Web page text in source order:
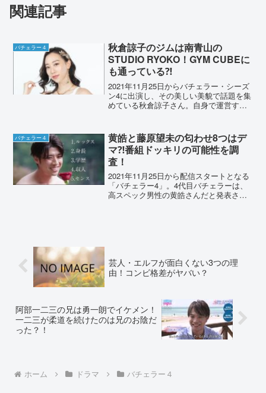
関連記事
バチェラー４
秋倉諒子のジムは南青山の
STUDIO RYOKO！GYM CUBEに
も通っている⁈
2021年11月25日からバチェラー・シーズ
ン4に出演し、その美しい美貌で話題を集
めている秋倉諒子さん。自身で運営する
人は、GYM CUBEにも通っているとい...
バチェラー４
黄皓と藤原望未の匂わせ8つはデ
マ⁈番組ドッキリの可能性を調
査！
2021年11月25日から配信スタートとなる
「バチェラー4」。4代目バチェラーは、
高スペック男性の黄皓さんだと発表され
芸人・エルフが面白くない3つの理
由！コンビ格差がヤバい？
阿部一二三の兄は勇一朗でイケメン！
一二三が柔道を続けたのは兄のお陰だ
った？！
ホーム ドラマ バチェラー４